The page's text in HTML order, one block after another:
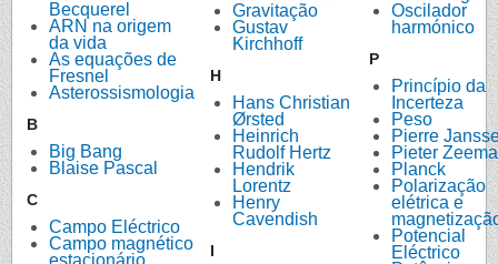
Becquerel
ARN na origem
da vida
As equações de
Fresnel
Asterossismologia
B
Big Bang
Blaise Pascal
C
Campo Eléctrico
Campo magnético
Gravitação
Gustav
Kirchhoff
H
Hans Christian
Ørsted
Heinrich
Rudolf Hertz
Hendrik
Lorentz
Henry
Cavendish
I
Oscilador
harmónico
P
Princípio da
Incerteza
Peso
Pierre
Pieter
Planck
Polarização
elétrica e
Potencial
Eléctrico